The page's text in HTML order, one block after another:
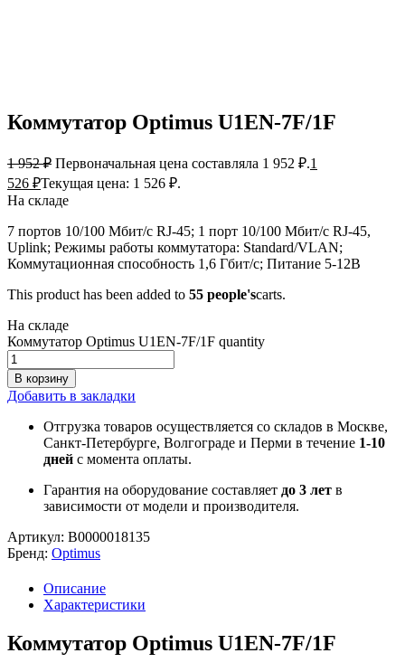
Коммутатор Optimus U1EN-7F/1F
1 952₽ Первоначальная цена составляла 1 952 ₽.1
526 ₽Текущая цена: 1 526 ₽.
На складе
7 портов 10/100 Мбит/с RJ-45; 1 порт 10/100 Мбит/с RJ-45,
Uplink; Режимы работы коммутатора: Standard/VLAN;
Коммутационная способность 1,6 Гбит/с; Питание 5-12В
This product has been added to 55 people'scarts.
На складе
Коммутатор Optimus U1EN-7F/1F quantity
В корзину
Добавить в закладки
Отгрузка товаров осуществляется со складов в Москве,
Санкт-Петербурге, Волгограде и Перми в течение 1-10
дней с момента оплаты.
Гарантия на оборудование составляет до 3 лет в
зависимости от модели и производителя.
Артикул: В0000018135
Бренд: Optimus
Описание
Характеристики
Коммутатор Optimus U1EN-7F/1F